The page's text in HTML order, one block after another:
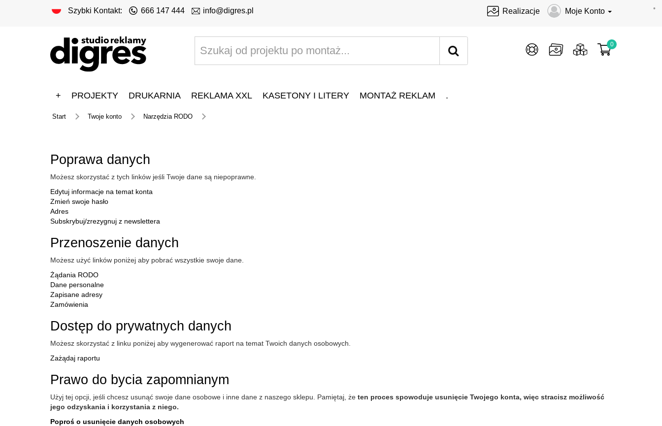
•
Szybki Kontakt: 666 147 444 info@digres.pl Realizacje Moje Konto
0
+ PROJEKTY DRUKARNIA REKLAMA XXL KASETONY I LITERY MONTAŻ REKLAM .
Start Twoje konto Narzędzia RODO
Poprawa danych
Możesz skorzystać z tych linków jeśli Twoje dane są niepoprawne.
Edytuj informacje na temat konta
Zmień swoje hasło
Adres
Subskrybuj/zrezygnuj z newslettera
Przenoszenie danych
Możesz użyć linków poniżej aby pobrać wszystkie swoje dane.
Żądania RODO
Dane personalne
Zapisane adresy
Zamówienia
Dostęp do prywatnych danych
Możesz skorzystać z linku poniżej aby wygenerować raport na temat Twoich danych osobowych.
Zażądaj raportu
Prawo do bycia zapomnianym
Użyj tej opcji, jeśli chcesz usunąć swoje dane osobowe i inne dane z naszego sklepu. Pamiętaj, że ten proces spowoduje usunięcie Twojego konta, więc stracisz możliwość
jego odzyskania i korzystania z niego.
Poproś o usunięcie danych osobowych